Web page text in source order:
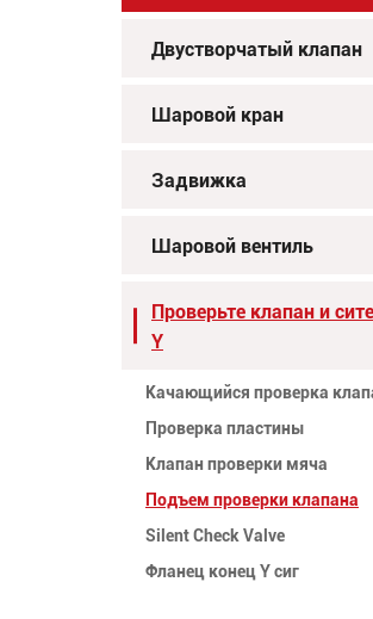
Двустворчатый клапан
Шаровой кран
Задвижка
Шаровой вентиль
Проверьте клапан и
Y
Качающийся проверка
Проверка пластины
Клапан проверки мяча
Подъем проверки клапана
Silent Check Valve
Фланец конец Y сиг